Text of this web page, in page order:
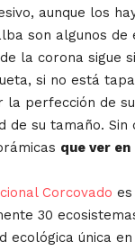
aunque los
son algunos de
la corona sigue
si no está
la perfección de
de su tamaño. Sin
que ver
Corcovado
30
ecológica única